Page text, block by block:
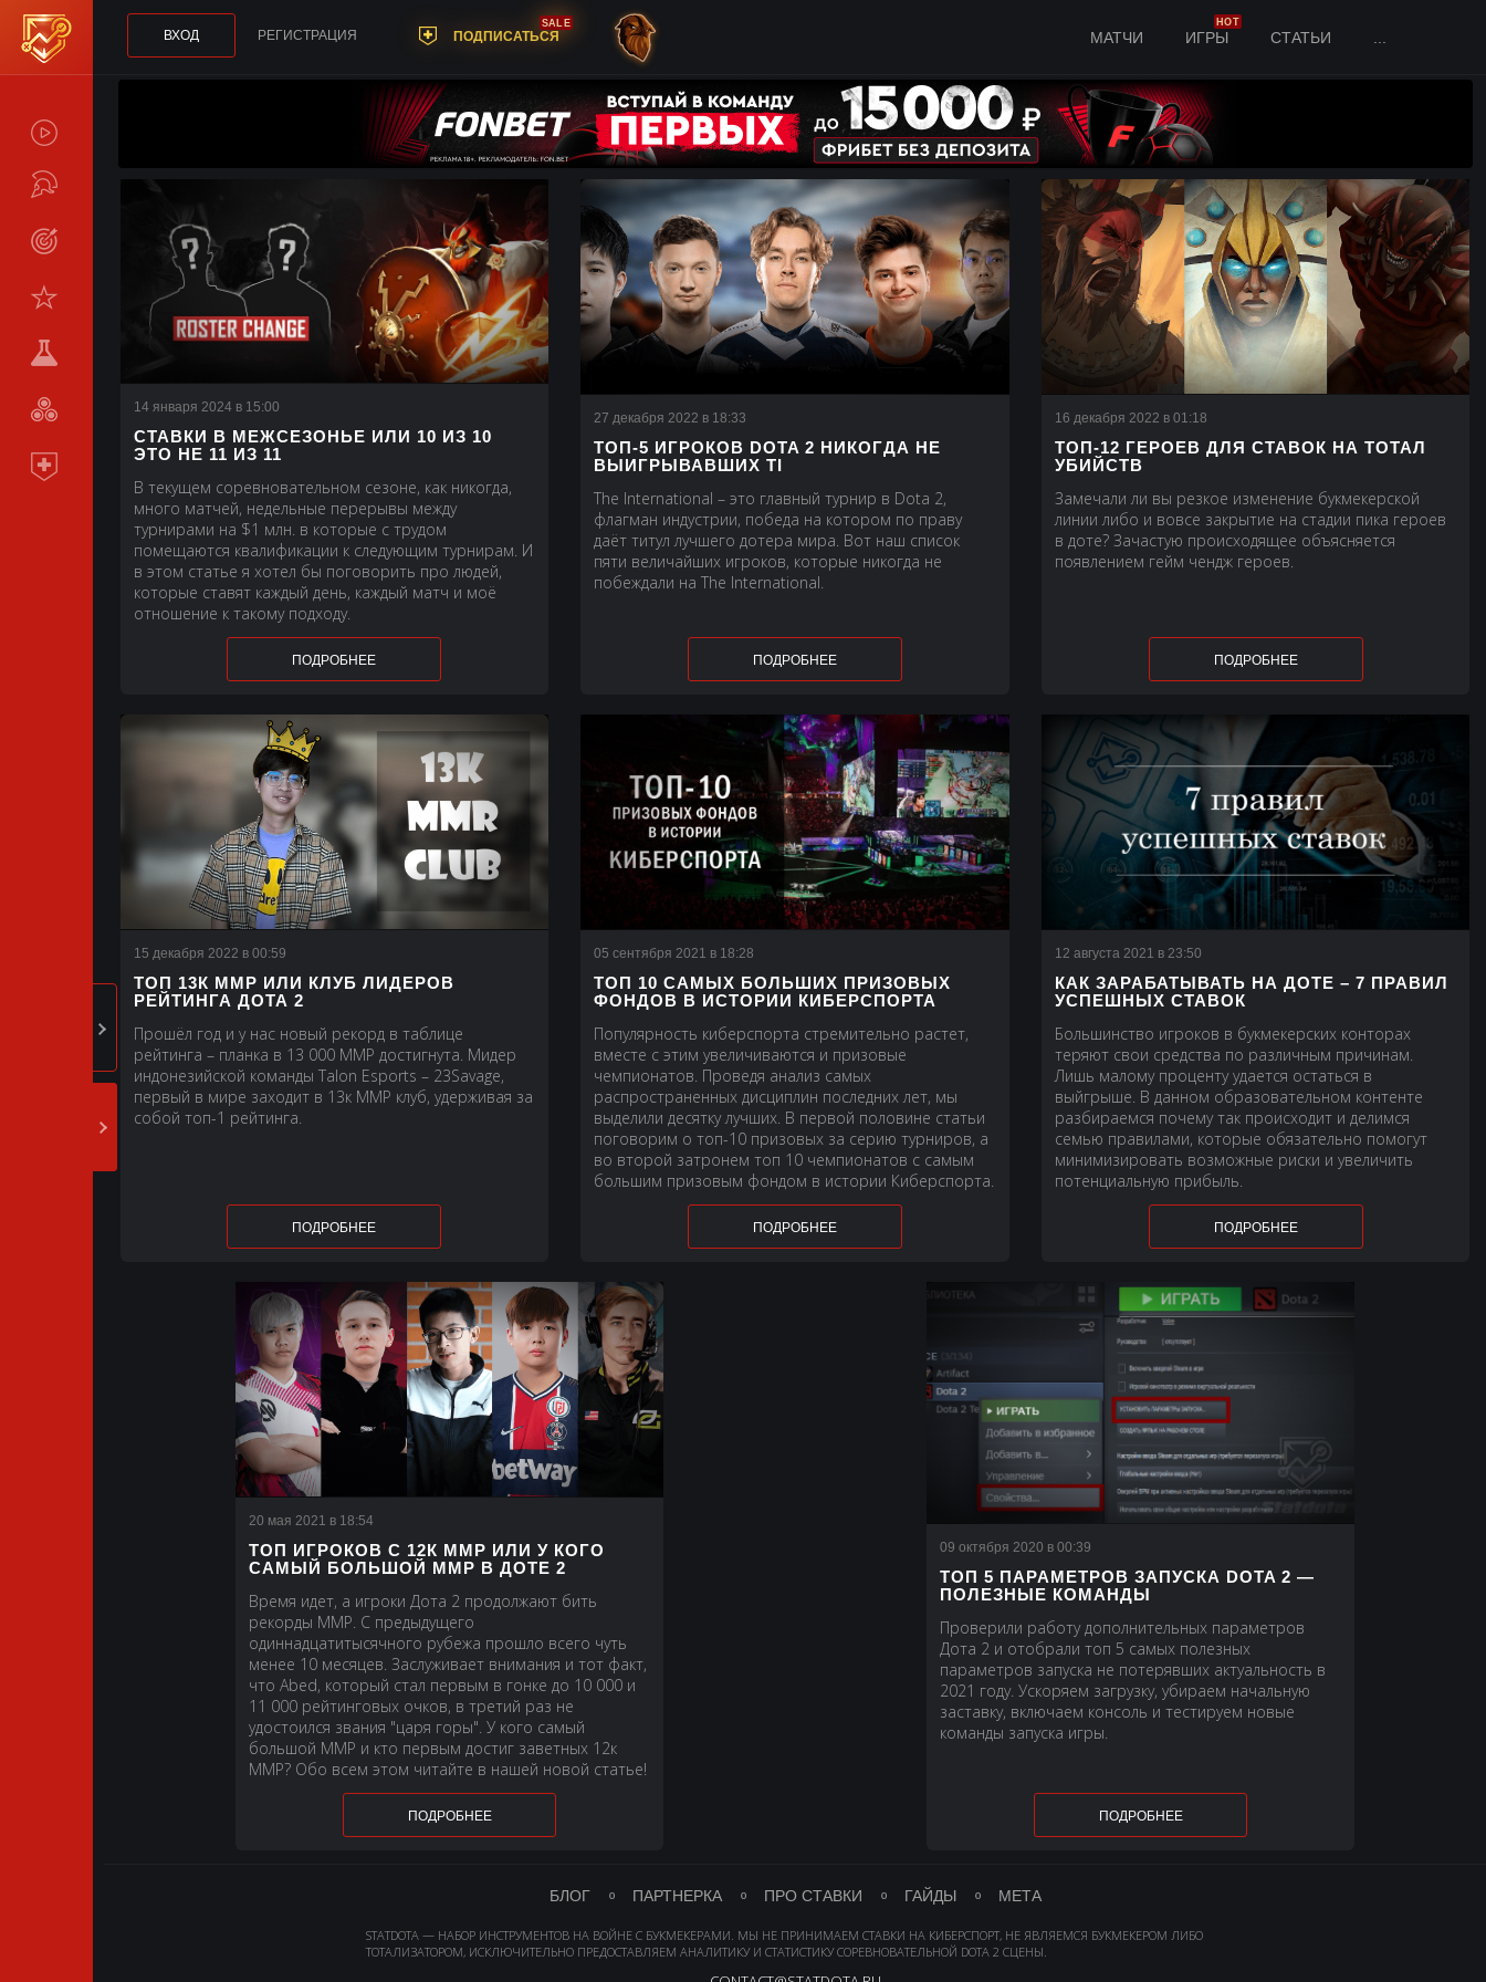
LIVE
СТАТИСТИКА
КОМАНДЫ
СРАВНИТЬ
КОМАНДЫ
ВХОД РЕГИСТРАЦИЯ ПОДПИСАТЬСЯ
SALE
МАТЧИ ИГРЫ
HOT
СТАТЬИ
14 января 2024 в 15:00
СТАВКИ В МЕЖСЕЗОНЬЕ ИЛИ 10 ИЗ 10
ЭТО НЕ 11 ИЗ 11
В текущем соревновательном сезоне, как никогда,
много матчей, недельные перерывы между
турнирами на $1 млн. в которые с трудом
помещаются квалификации к следующим турнирам. И
в этом статье я хотел бы поговорить про людей,
которые ставят каждый день, каждый матч и моё
отношение к такому подходу.
ПОДРОБНЕЕ
27 декабря 2022 в 18:33
ТОП-5 ИГРОКОВ DOTA 2 НИКОГДА НЕ
ВЫИГРЫВАВШИХ TI
The International – это главный турнир в Dota 2,
флагман индустрии, победа на котором по праву
даёт титул лучшего дотера мира. Вот наш список
пяти величайших игроков, которые никогда не
побеждали на The International.
ПОДРОБНЕЕ
16 декабря 2022 в 01:18
ТОП-12 ГЕРОЕВ ДЛЯ СТАВОК НА ТОТАЛ
УБИЙСТВ
Замечали ли вы резкое изменение букмекерской
линии либо и вовсе закрытие на стадии пика героев
в доте? Зачастую происходящее объясняется
появлением гейм чендж героев.
ПОДРОБНЕЕ
15 декабря 2022 в 00:59
ТОП 13К ММР ИЛИ КЛУБ ЛИДЕРОВ
РЕЙТИНГА ДОТА 2
Прошёл год и у нас новый рекорд в таблице
рейтинга – планка в 13 000 ММР достигнута. Мидер
индонезийской команды Talon Esports – 23Savage,
первый в мире заходит в 13к ММР клуб, удерживая за
собой топ-1 рейтинга.
ПОДРОБНЕЕ
05 сентября 2021 в 18:28
ТОП 10 САМЫХ БОЛЬШИХ ПРИЗОВЫХ
ФОНДОВ В ИСТОРИИ КИБЕРСПОРТА
Популярность киберспорта стремительно растет,
вместе с этим увеличиваются и призовые
чемпионатов. Проведя анализ самых
распространенных дисциплин последних лет, мы
выделили десятку лучших. В первой половине статьи
поговорим о топ-10 призовых за серию турниров, а
во второй затронем топ 10 чемпионатов с самым
большим призовым фондом в истории Киберспорта.
ПОДРОБНЕЕ
12 августа 2021 в 23:50
КАК ЗАРАБАТЫВАТЬ НА ДОТЕ – 7 ПРАВИЛ
УСПЕШНЫХ СТАВОК
Большинство игроков в букмекерских конторах
теряют свои средства по различным причинам.
Лишь малому проценту удается остаться в
выйгрыше. В данном образовательном контенте
разбираемся почему так происходит и делимся
семью правилами, которые обязательно помогут
минимизировать возможные риски и увеличить
потенциальную прибыль.
ПОДРОБНЕЕ
20 мая 2021 в 18:54
ТОП ИГРОКОВ С 12К ММР ИЛИ У КОГО
САМЫЙ БОЛЬШОЙ ММР В ДОТЕ 2
Время идет, а игроки Дота 2 продолжают бить
рекорды ММР. С предыдущего
одиннадцатитысячного рубежа прошло всего чуть
менее 10 месяцев. Заслуживает внимания и тот факт,
что Abed, который стал первым в гонке до 10 000 и
11 000 рейтинговых очков, в третий раз не
удостоился звания "царя горы". У кого самый
большой ММР и кто первым достиг заветных 12к
ММР? Обо всем этом читайте в нашей новой статье!
ПОДРОБНЕЕ
09 октября 2020 в 00:39
ТОП 5 ПАРАМЕТРОВ ЗАПУСКА DOTA 2 —
ПОЛЕЗНЫЕ КОМАНДЫ
Проверили работу дополнительных параметров
Дота 2 и отобрали топ 5 самых полезных
параметров запуска не потерявших актуальность в
2021 году. Ускоряем загрузку, убираем начальную
заставку, включаем консоль и тестируем новые
команды запуска игры.
ПОДРОБНЕЕ
БЛОГ ПАРТНЕРКА ПРО СТАВКИ ГАЙДЫ МЕТА
STATDOTA — НАБОР ИНСТРУМЕНТОВ НА ВОЙНЕ С БУКМЕКЕРАМИ. МЫ НЕ ПРИНИМАЕМ СТАВКИ НА КИБЕРСПОРТ, НЕ ЯВЛЯЕМСЯ БУКМЕКЕРОМ ЛИБО
ТОТАЛИЗАТОРОМ, ИСКЛЮЧИТЕЛЬНО ПРЕДОСТАВЛЯЕМ АНАЛИТИКУ И СТАТИСТИКУ СОРЕВНОВАТЕЛЬНОЙ DOTA 2 СЦЕНЫ.